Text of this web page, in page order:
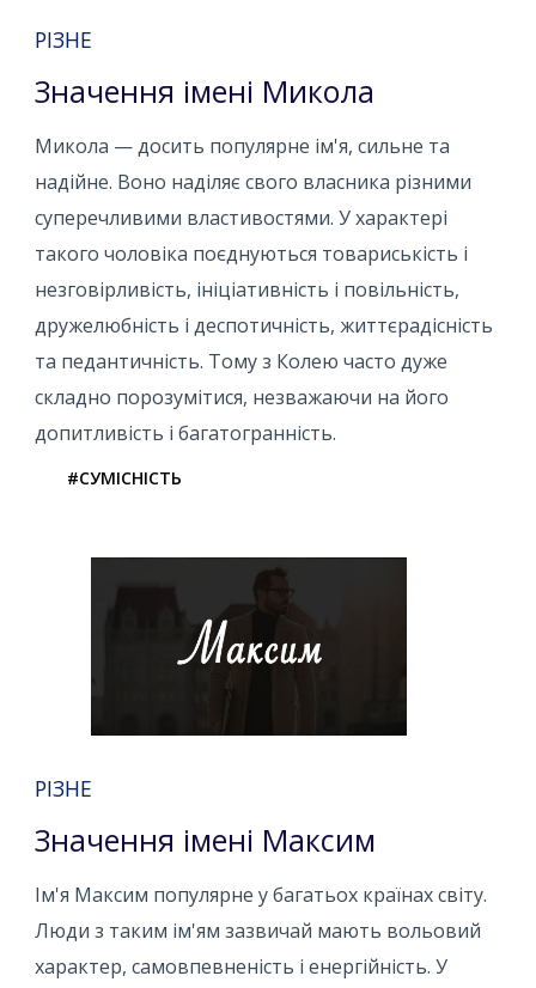
РІЗНЕ
Значення імені Микола
Микола — досить популярне ім'я, сильне та
надійне. Воно наділяє свого власника різними
суперечливими властивостями. У характері
такого чоловіка поєднуються товариськість і
незговірливість, ініціативність і повільність,
дружелюбність і деспотичність, життєрадісність
та педантичність. Тому з Колею часто дуже
складно порозумітися, незважаючи на його
допитливість і багатогранність.
#СУМІСНІСТЬ
РІЗНЕ
Значення імені Максим
Ім'я Максим популярне у багатьох країнах світу.
Люди з таким ім'ям зазвичай мають вольовий
характер, самовпевненість і енергійність. У